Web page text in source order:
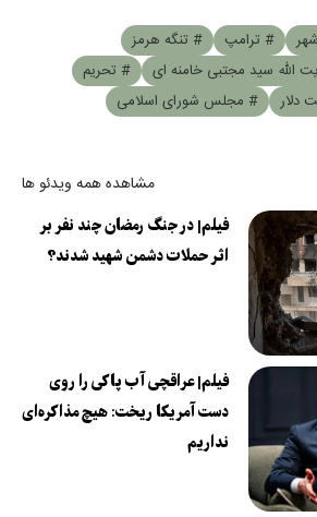
# ترامپ
# تنگه هرمز
الله سید مجتبی خامنه ای
# تحریم
دلار # مجلس شورای اسلامی
مشاهده همه ویدئو ها
فیلم| در جنگ رمضان چند نفر بر
اثر حملات دشمن شهید شدند؟
فیلم| عراقچی آب پاکی را روی
دست آمریکا ریخت: هیچ مذاکره‌ای
نداریم